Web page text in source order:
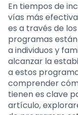
En tiempos de
vías más
es a través de
programas
a individuos y
alcanzar la
a estos
comprender
tienen es clave
artículo,